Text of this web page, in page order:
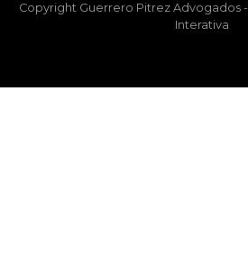
Copyright Guerrero Pitrez Advogados -
Interativa